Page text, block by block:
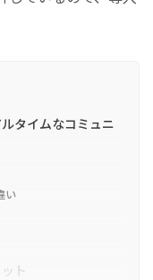
タイムなコミュニ
い
ト